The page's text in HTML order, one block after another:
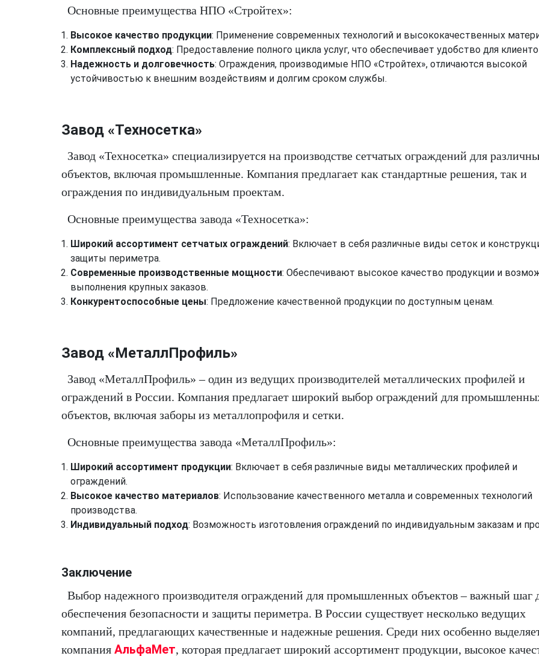
Основные преимущества НПО «Стройтех»:
Высокое качество продукции: Применение современных технологий и высококачественных
Комплексный подход: Предоставление полного цикла услуг, что обеспечивает удобство для
Надежность и долговечность: Ограждения, производимые НПО «Стройтех», отличаются высокой
устойчивостью к внешним воздействиям и долгим сроком службы.
Завод «Техносетка»
Завод «Техносетка» специализируется на производстве сетчатых ограждений для
объектов, включая промышленные. Компания предлагает как стандартные решения, так и
ограждения по индивидуальным проектам.
Основные преимущества завода «Техносетка»:
Широкий ассортимент сетчатых ограждений: Включает в себя различные виды сеток и
защиты периметра.
Современные производственные мощности: Обеспечивают высокое качество продукции и
выполнения крупных заказов.
Конкурентоспособные цены: Предложение качественной продукции по доступным ценам.
Завод «МеталлПрофиль»
Завод «МеталлПрофиль» – один из ведущих производителей металлических профилей и
ограждений в России. Компания предлагает широкий выбор ограждений для
объектов, включая заборы из металлопрофиля и сетки.
Основные преимущества завода «МеталлПрофиль»:
Широкий ассортимент продукции: Включает в себя различные виды металлических профилей и
ограждений.
Высокое качество материалов: Использование качественного металла и современных технологий
производства.
Индивидуальный подход: Возможность изготовления ограждений по индивидуальным заказам и
Заключение
Выбор надежного производителя ограждений для промышленных объектов – важный шаг
обеспечения безопасности и защиты периметра. В России существует несколько ведущих
компаний, предлагающих качественные и надежные решения. Среди них особенно
компания АльфаМет, которая предлагает широкий ассортимент продукции, высокое